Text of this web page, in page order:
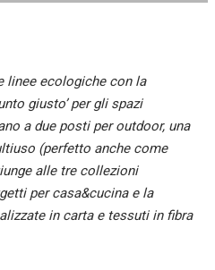
linee ecologiche con la
giusto’ per gli spazi
a due posti per outdoor, una
(perfetto anche come
alle tre collezioni
per casa&cucina e la
in carta e tessuti in fibra